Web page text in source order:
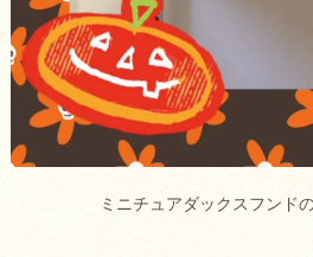
ミニチュアダックスフンド